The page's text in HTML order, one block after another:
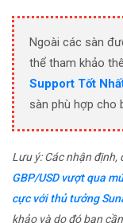
Ngoài các sàn
thể tham khảo
Support Tốt
sàn phù hợp cho
Lưu ý: Các nhận
GBP/USD vượt qua
cực với thủ tưởng
khảo và do đó bạn